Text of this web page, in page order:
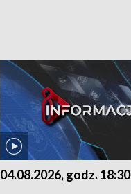
04.08.2026, godz. 18:30